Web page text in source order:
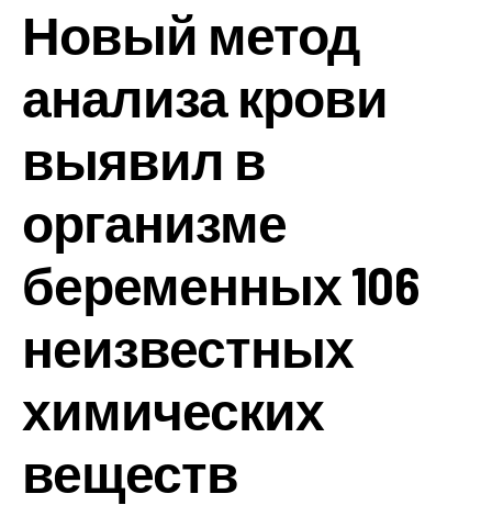
Новый метод
анализа крови
выявил в
организме
беременных 106
неизвестных
химических
веществ